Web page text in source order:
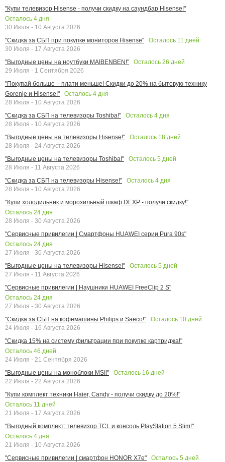
"Купи телевизор Hisense - получи скидку на саундбар Hisense!"
Осталось 4 дня
30 Июля - 10 Августа 2026
"Скидка за СБП при покупке мониторов Hisense"
Осталось 11 дней
30 Июля - 17 Августа 2026
"Выгодные цены на ноутбуки MAIBENBEN!"
Осталось 26 дней
29 Июля - 1 Сентября 2026
"Покупай больше – плати меньше! Скидки до 20% на бытовую технику
Gorenje и Hisense!"
Осталось 4 дня
28 Июля - 10 Августа 2026
"Скидка за СБП на телевизоры Toshiba!"
Осталось 4 дня
28 Июля - 10 Августа 2026
"Выгодные цены на телевизоры Hisense!"
Осталось 18 дней
28 Июля - 24 Августа 2026
"Выгодные цены на телевизоры Toshiba!"
Осталось 5 дней
28 Июля - 11 Августа 2026
"Скидка за СБП на телевизоры Hisense!"
Осталось 4 дня
28 Июля - 10 Августа 2026
"Купи холодильник и морозильный шкаф DEXP - получи скидку!"
Осталось 24 дня
28 Июля - 30 Августа 2026
"Сервисные привилегии | Смартфоны HUAWEI серии Pura 90s"
Осталось 24 дня
27 Июля - 30 Августа 2026
"Выгодные цены на телевизоры Hisense!"
Осталось 5 дней
27 Июля - 11 Августа 2026
"Сервисные привилегии | Наушники HUAWEI FreeClip 2 S"
Осталось 24 дня
27 Июля - 30 Августа 2026
"Скидка за СБП на кофемашины Philips и Saeco!"
Осталось 10 дней
24 Июля - 16 Августа 2026
"Скидка 15% на систему фильтрации при покупке картриджа!"
Осталось 46 дней
24 Июля - 21 Сентября 2026
"Выгодные цены на моноблоки MSI!"
Осталось 16 дней
22 Июля - 22 Августа 2026
"Купи комплект техники Haier, Candy - получи скидку до 20%!"
Осталось 11 дней
21 Июля - 17 Августа 2026
"Выгодный комплект: телевизор TCL и консоль PlayStation 5 Slim!"
Осталось 4 дня
21 Июля - 10 Августа 2026
"Сервисные привилегии | смартфон HONOR X7e"
Осталось 5 дней